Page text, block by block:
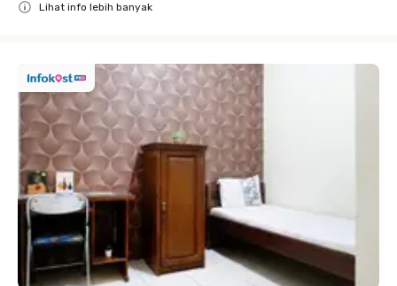
Lihat info lebih banyak